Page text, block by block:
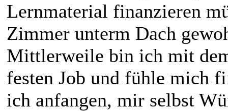
Lernmaterial finanzieren
Zimmer unterm Dach
Mittlerweile bin ich mit
festen Job und fühle mich
ich anfangen, mir selbst